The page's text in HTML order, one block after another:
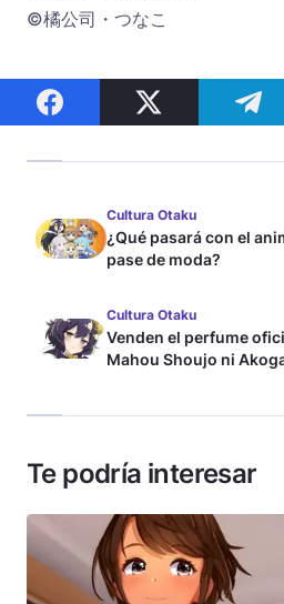
©橘公司・つなこ
Cultura Otaku
¿Qué pasará con el
pase de moda?
Cultura Otaku
Venden el perfume
Mahou Shoujo ni
Te podría interesar